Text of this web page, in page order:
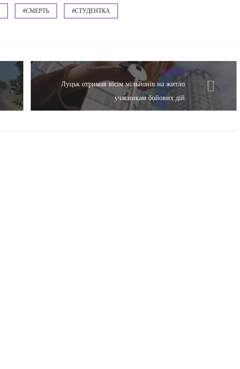
#СМЕРТЬ #СТУДЕНТКА
Hot News
Луцьк отримав вісім мільйонів на житло
учасникам бойових дій